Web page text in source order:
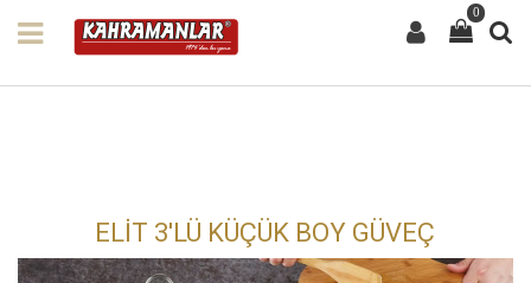
0
ELİT 3'LÜ KÜÇÜK BOY GÜVEÇ